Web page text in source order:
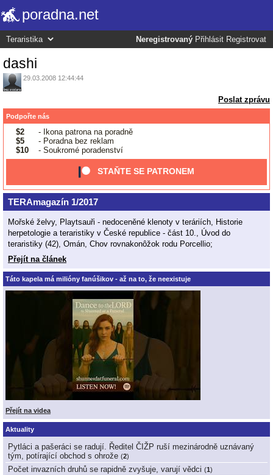
poradna.net
Neregistrovaný Přihlásit Registrovat
dashi
29.03.2008 12:44:44
Poslat zprávu
Podpořte nás
$2
- Ikona patrona na poradně
$5
- Poradna bez reklam
$10
- Soukromé poradenství
STAŇTE SE PATRONEM
TERAmagazín 1/2017
Mořské želvy, Playtsauři - nedoceněné klenoty v teráriích, Historie
herpetologie a teraristiky v České republice - část 10., Úvod do
teraristiky (42), Omán, Chov rovnakonôžok rodu Porcellio;
Přejít na článek
Táto kapela má milióny fanúšikov - až na to, že neexistuje
Přejít na videa
Aktuality
Pytláci a pašeráci se radují. Ředitel ČIŽP ruší mezinárodně uznávaný
tým, potírající obchod s ohrože (2)
Počet invazních druhů se rapidně zvyšuje, varují vědci (1)